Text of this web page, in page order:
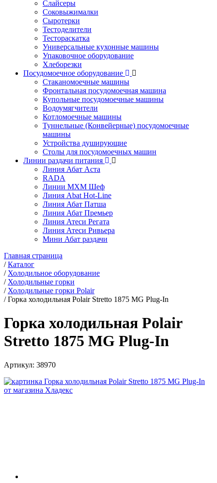
Слайсеры
Соковыжималки
Сыротерки
Тестоделители
Тестораскатка
Универсальные кухонные машины
Упаковочное оборудование
Хлеборезки
Посудомоечное оборудование
Стаканомоечные машины
Фронтальная посудомоечная машина
Купольные посудомоечные машины
Водоумягчители
Котломоечные машины
Туннельные (Конвейерные) посудомоечные
машины
Устройства душирующие
Столы для посудомоечных машин
Линии раздачи питания
Линия Абат Аста
RADA
Линии МХМ Шеф
Линия Abat Hot-Line
Линия Абат Патша
Линия Абат Премьер
Линия Атеси Регата
Линия Атеси Ривьера
Мини Абат раздачи
Главная страница
/Каталог
/ Холодильное оборудование
/ Холодильные горки
/ Холодильные горки Polair
/Горка холодильная Polair Stretto 1875 MG Plug-In
Горка холодильная Polair
Stretto 1875 MG Plug-In
Артикул: 38970